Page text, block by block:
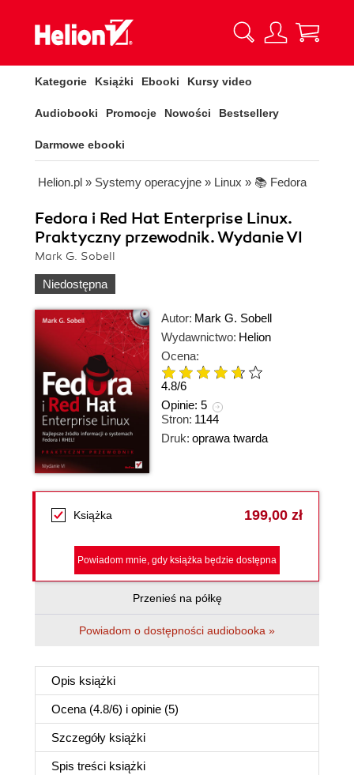
Kategorie Książki Ebooki Kursy video
Audiobooki Promocje Nowości Bestsellery
Darmowe ebooki
Helion.pl » Systemy operacyjne » Linux » 📚 Fedora
Fedora i Red Hat Enterprise Linux.
Praktyczny przewodnik. Wydanie VI
Mark G. Sobell
Niedostępna
Autor: Mark G. Sobell
Wydawnictwo: Helion
Ocena:
4.8/6
Opinie: 5
Stron: 1144
Druk: oprawa twarda
Książka 199,00 zł
Powiadom mnie, gdy książka będzie dostępna
Przenieś na półkę
Powiadom o dostępności audiobooka »
Opis książki
Ocena (4.8/6) i opinie (5)
Szczegóły książki
Spis treści książki